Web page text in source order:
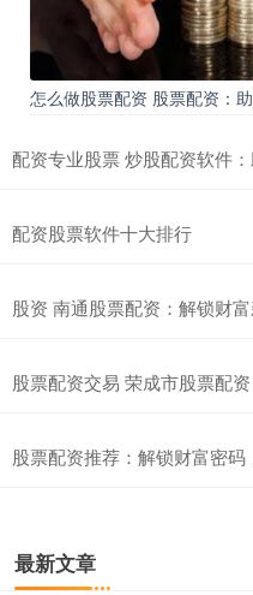
怎么做股票配资 股票配资：
配资专业股票 炒股配资软件
配资股票软件十大排行
股资 南通股票配资：解锁财
股票配资交易 荣成市股票配
股票配资推荐：解锁财富密
最新文章